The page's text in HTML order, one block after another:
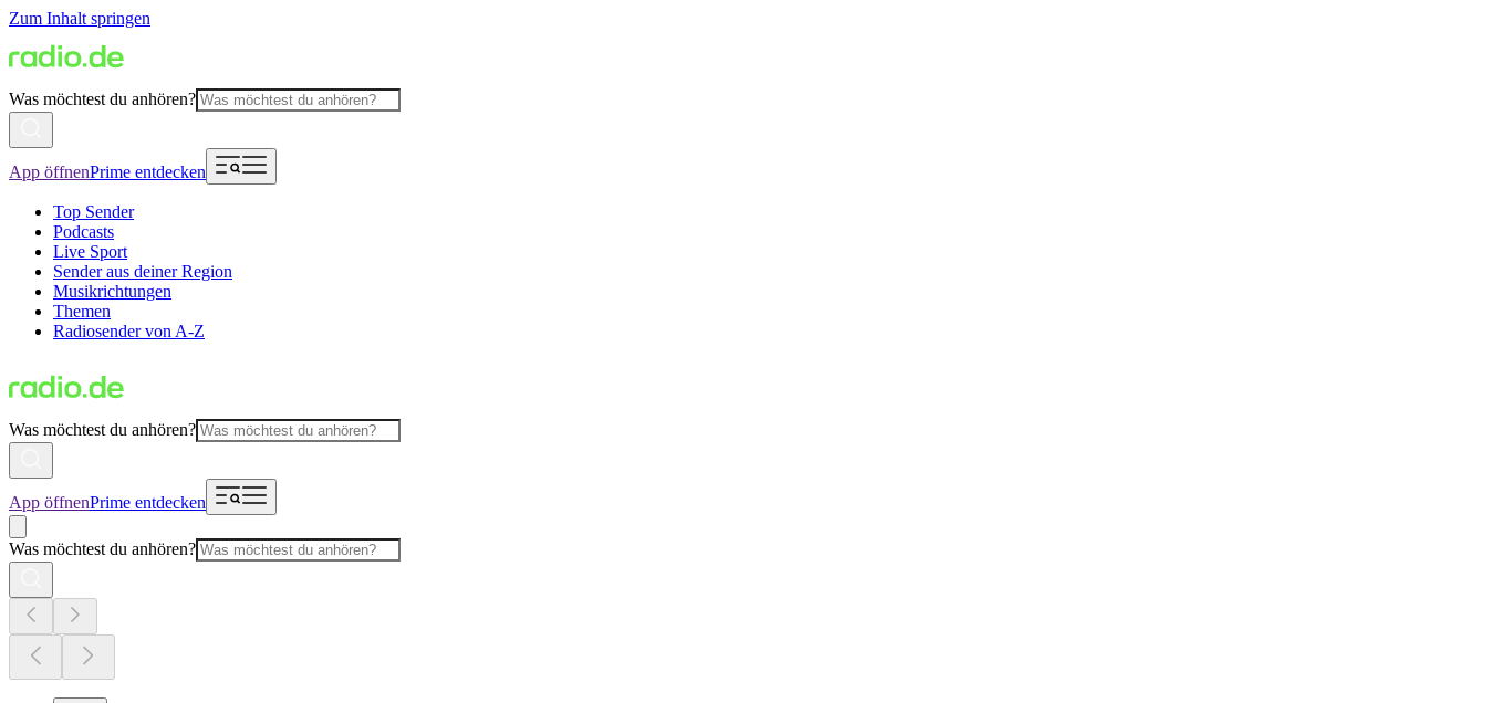
Zum Inhalt springen
Was möchtest du anhören?
App öffnenPrime entdecken
Top Sender
Podcasts
Live Sport
Sender aus deiner Region
Musikrichtungen
Themen
Radiosender von A-Z
Was möchtest du anhören?
App öffnenPrime entdecken
Was möchtest du anhören?